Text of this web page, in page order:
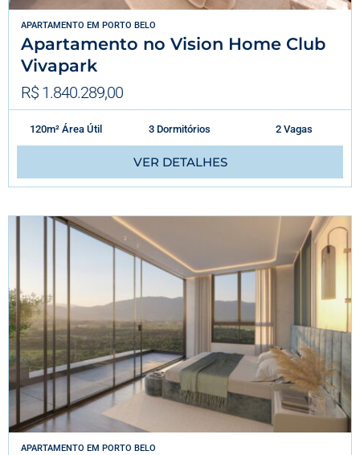
APARTAMENTO EM PORTO BELO
Apartamento no Vision Home Club
Vivapark
R$ 1.840.289,00
120m² Área Útil 3 Dormitórios 2 Vagas
VER DETALHES
APARTAMENTO EM PORTO BELO